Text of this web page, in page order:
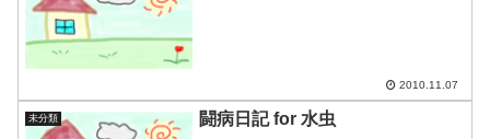
2010.11.07
未分類 闘病日記 for 水虫